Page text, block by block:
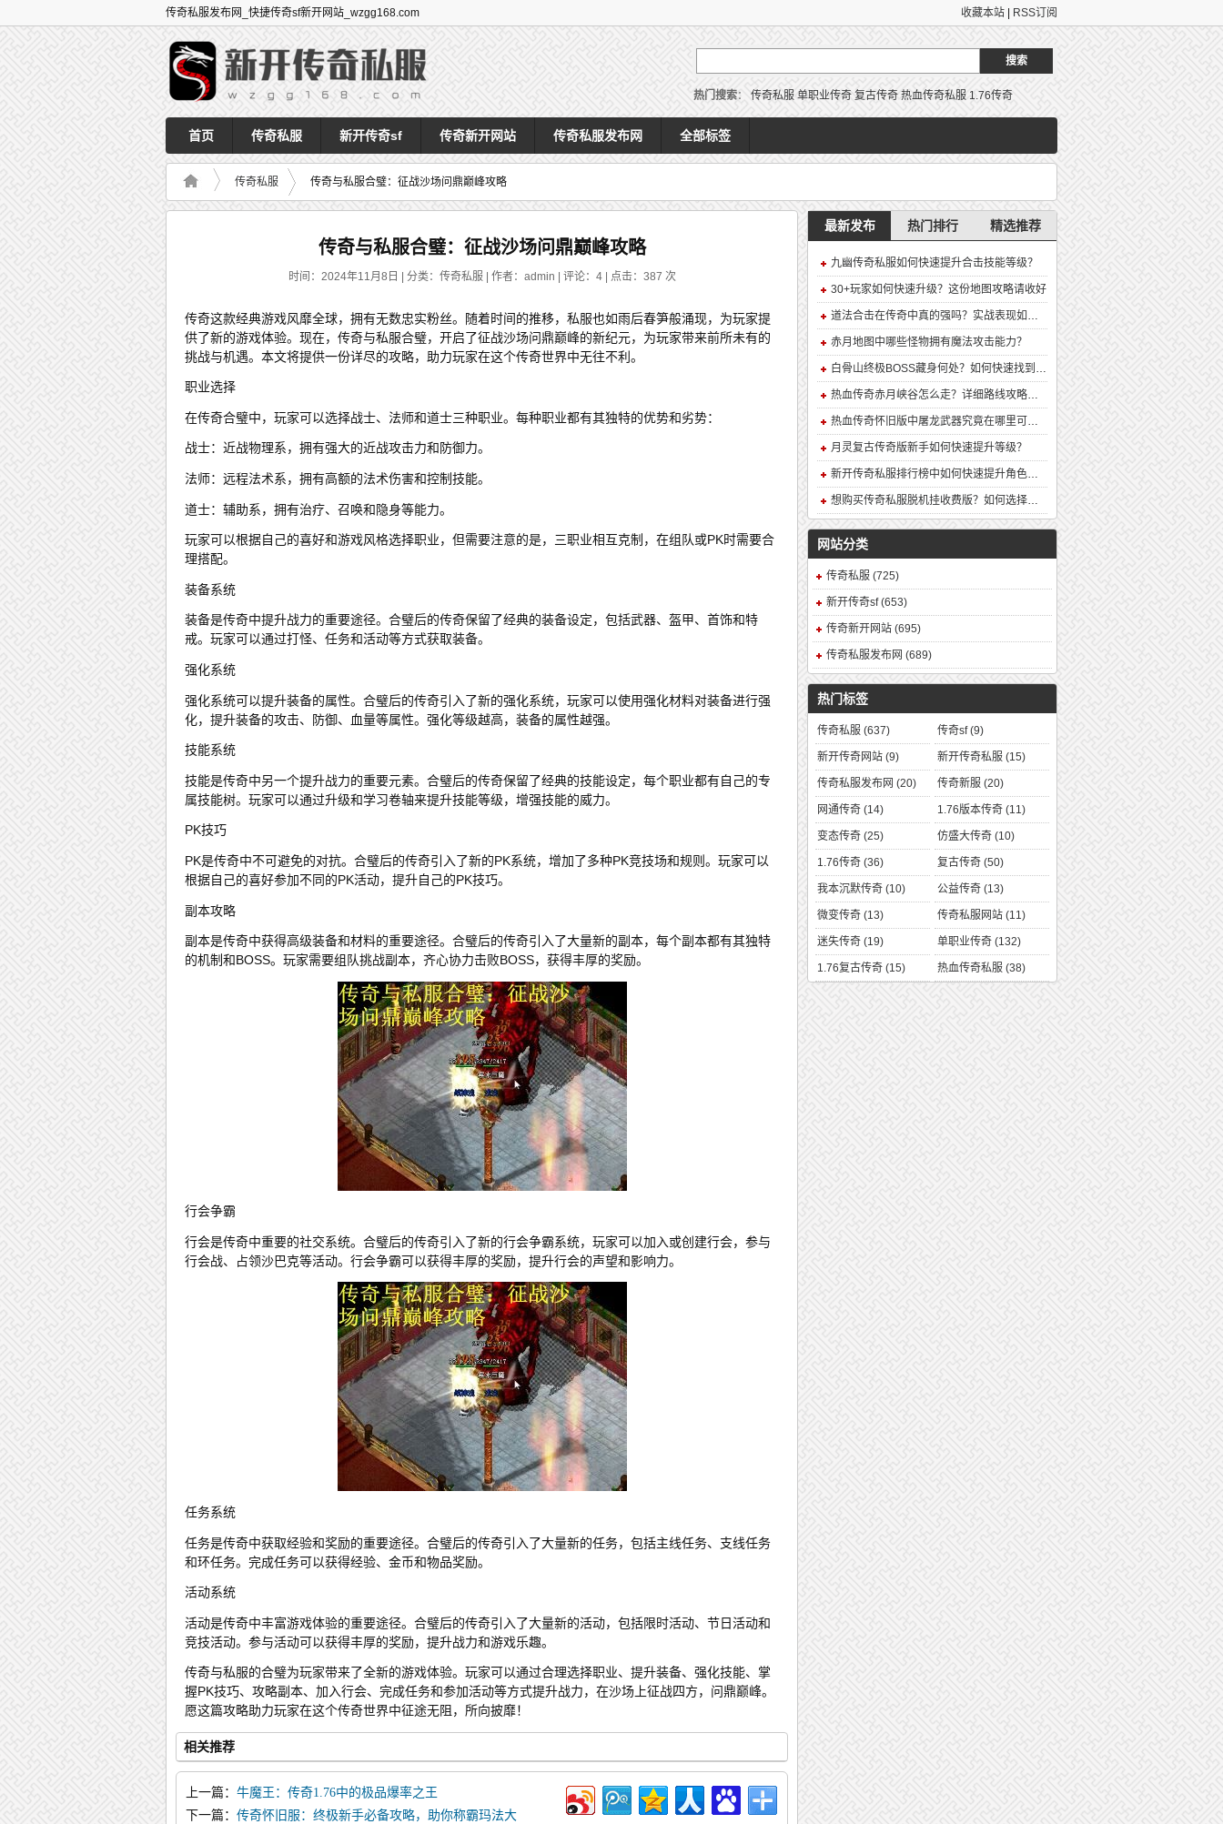
收藏本站 RSS订阅
传奇私服发布网_快捷传奇sf新开网站_wzgg168.com
热门搜索： 传奇私服 单职业传奇 复古传奇 热血传奇私服 1.76传奇
首页 传奇私服 新开传奇sf 传奇新开网站 传奇私服发布网 全部标签
传奇私服 传奇与私服合璧：征战沙场问鼎巅峰攻略
传奇与私服合璧：征战沙场问鼎巅峰攻略
时间：2024年11月8日 | 分类：传奇私服 | 作者：admin | 评论：4 | 点击： 387 次
传奇这款经典游戏风靡全球，拥有无数忠实粉丝。随着时间的推移，私服也如雨后春笋般涌现，为玩家提
供了新的游戏体验。现在，传奇与私服合璧，开启了征战沙场问鼎巅峰的新纪元，为玩家带来前所未有的
挑战与机遇。本文将提供一份详尽的攻略，助力玩家在这个传奇世界中无往不利。
职业选择
在传奇合璧中，玩家可以选择战士、法师和道士三种职业。每种职业都有其独特的优势和劣势：
战士：近战物理系，拥有强大的近战攻击力和防御力。
法师：远程法术系，拥有高额的法术伤害和控制技能。
道士：辅助系，拥有治疗、召唤和隐身等能力。
玩家可以根据自己的喜好和游戏风格选择职业，但需要注意的是，三职业相互克制，在组队或PK时需要合
理搭配。
装备系统
装备是传奇中提升战力的重要途径。合璧后的传奇保留了经典的装备设定，包括武器、盔甲、首饰和特
戒。玩家可以通过打怪、任务和活动等方式获取装备。
强化系统
强化系统可以提升装备的属性。合璧后的传奇引入了新的强化系统，玩家可以使用强化材料对装备进行强
化，提升装备的攻击、防御、血量等属性。强化等级越高，装备的属性越强。
技能系统
技能是传奇中另一个提升战力的重要元素。合璧后的传奇保留了经典的技能设定，每个职业都有自己的专
属技能树。玩家可以通过升级和学习卷轴来提升技能等级，增强技能的威力。
PK技巧
PK是传奇中不可避免的对抗。合璧后的传奇引入了新的PK系统，增加了多种PK竞技场和规则。玩家可以
根据自己的喜好参加不同的PK活动，提升自己的PK技巧。
副本攻略
副本是传奇中获得高级装备和材料的重要途径。合璧后的传奇引入了大量新的副本，每个副本都有其独特
的机制和BOSS。玩家需要组队挑战副本，齐心协力击败BOSS，获得丰厚的奖励。
行会争霸
行会是传奇中重要的社交系统。合璧后的传奇引入了新的行会争霸系统，玩家可以加入或创建行会，参与
行会战、占领沙巴克等活动。行会争霸可以获得丰厚的奖励，提升行会的声望和影响力。
任务系统
任务是传奇中获取经验和奖励的重要途径。合璧后的传奇引入了大量新的任务，包括主线任务、支线任务
和环任务。完成任务可以获得经验、金币和物品奖励。
活动系统
活动是传奇中丰富游戏体验的重要途径。合璧后的传奇引入了大量新的活动，包括限时活动、节日活动和
竞技活动。参与活动可以获得丰厚的奖励，提升战力和游戏乐趣。
传奇与私服的合璧为玩家带来了全新的游戏体验。玩家可以通过合理选择职业、提升装备、强化技能、掌
握PK技巧、攻略副本、加入行会、完成任务和参加活动等方式提升战力，在沙场上征战四方，问鼎巅峰。
愿这篇攻略助力玩家在这个传奇世界中征途无阻，所向披靡！
相关推荐
上一篇： 牛魔王：传奇1.76中的极品爆率之王
下一篇： 传奇怀旧服：终极新手必备攻略，助你称霸玛法大
最新发布 热门排行 精选推荐
九幽传奇私服如何快速提升合击技能等级？
30+玩家如何快速升级？这份地图攻略请收好
道法合击在传奇中真的强吗？实战表现如何？
赤月地图中哪些怪物拥有魔法攻击能力？
白骨山终极BOSS藏身何处？如何快速找到并击败它？
热血传奇赤月峡谷怎么走？详细路线攻略解析
热血传奇怀旧版中屠龙武器究竟在哪里可以合成？
月灵复古传奇版新手如何快速提升等级？
新开传奇私服排行榜中如何快速提升角色战力？
想购买传奇私服脱机挂收费版？如何选择安全可靠的版本？
网站分类
传奇私服 (725)
新开传奇sf(653)
传奇新开网站 (695)
传奇私服发布网 (689)
热门标签
传奇私服 (637) 传奇sf(9)
新开传奇网站 (9) 新开传奇私服(15)
传奇私服发布网 (20) 传奇新服(20)
网通传奇 (14) 1.76版本传奇(11)
变态传奇 (25) 仿盛大传奇(10)
1.76传奇 (36) 复古传奇(50)
我本沉默传奇 (10) 公益传奇(13)
微变传奇 (13) 传奇私服网站(11)
迷失传奇 (19) 单职业传奇(132)
1.76复古传奇 (15) 热血传奇私服(38)